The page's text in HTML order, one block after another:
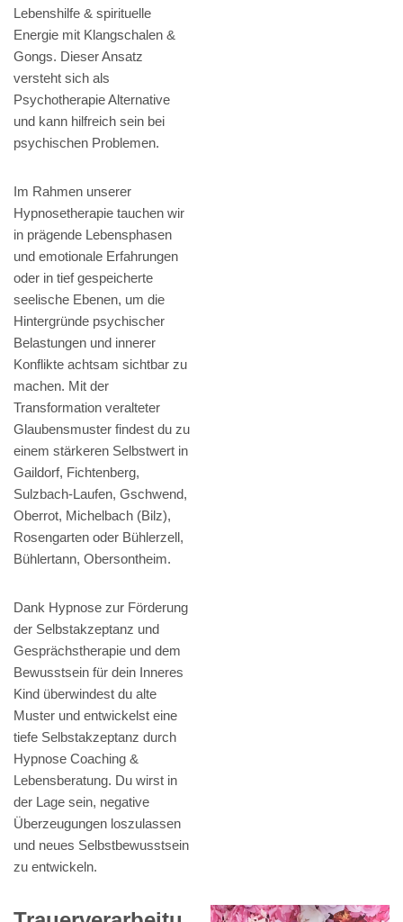
Lebenshilfe & spirituelle
Energie mit Klangschalen &
Gongs. Dieser Ansatz
versteht sich als
Psychotherapie Alternative
und kann hilfreich sein bei
psychischen Problemen.
Im Rahmen unserer
Hypnosetherapie tauchen wir
in prägende Lebensphasen
und emotionale Erfahrungen
oder in tief gespeicherte
seelische Ebenen, um die
Hintergründe psychischer
Belastungen und innerer
Konflikte achtsam sichtbar zu
machen. Mit der
Transformation veralteter
Glaubensmuster findest du zu
einem stärkeren Selbstwert in
Gaildorf, Fichtenberg,
Sulzbach-Laufen, Gschwend,
Oberrot, Michelbach (Bilz),
Rosengarten oder Bühlerzell,
Bühlertann, Obersontheim.
Dank Hypnose zur Förderung
der Selbstakzeptanz und
Gesprächstherapie und dem
Bewusstsein für dein Inneres
Kind überwindest du alte
Muster und entwickelst eine
tiefe Selbstakzeptanz durch
Hypnose Coaching &
Lebensberatung. Du wirst in
der Lage sein, negative
Überzeugungen loszulassen
und neues Selbstbewusstsein
zu entwickeln.